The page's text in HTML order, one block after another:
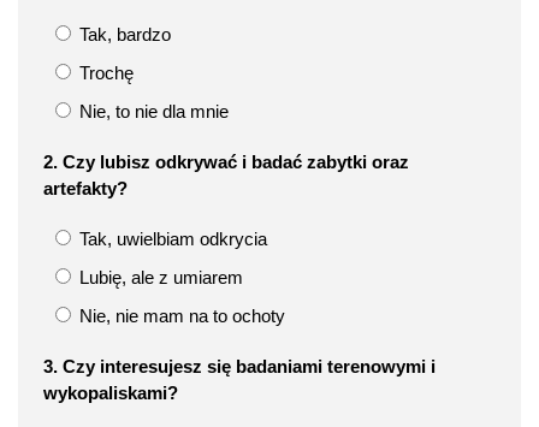
Tak, bardzo
Trochę
Nie, to nie dla mnie
2. Czy lubisz odkrywać i badać zabytki oraz
artefakty?
Tak, uwielbiam odkrycia
Lubię, ale z umiarem
Nie, nie mam na to ochoty
3. Czy interesujesz się badaniami terenowymi i
wykopaliskami?